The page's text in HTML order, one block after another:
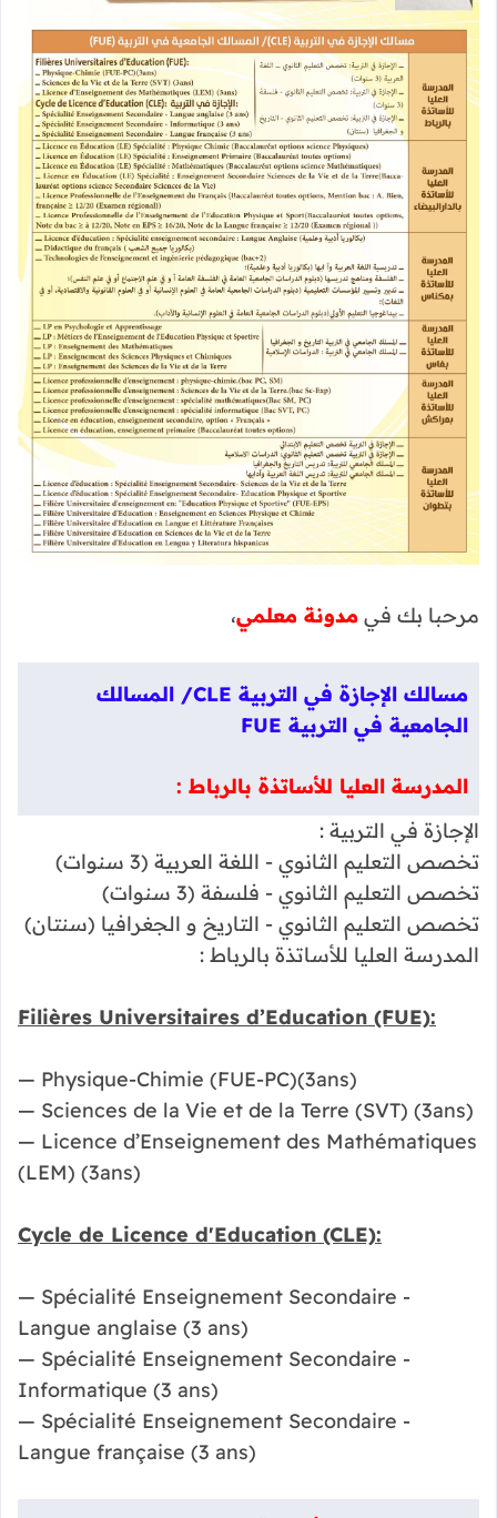
مرحبا بك في مدونة معلمي،
مسالك الإجازة في التربية CLE/ المسالك
الجامعية في التربية FUE
المدرسة العليا للأساتذة بالرباط :
الإجازة في التربية :
تخصص التعليم الثانوي - اللغة العربية (3 سنوات)
تخصص التعليم الثانوي - فلسفة (3 سنوات)
تخصص التعليم الثانوي - التاريخ و الجغرافيا (سنتان)
المدرسة العليا للأساتذة بالرباط :
Filières Universitaires d’Education (FUE):
— Physique-Chimie (FUE-PC)(3ans)
— Sciences de la Vie et de la Terre (SVT) (3ans)
— Licence d’Enseignement des Mathématiques
(LEM) (3ans)
Cycle de Licence d'Education (CLE):
— Spécialité Enseignement Secondaire -
Langue anglaise (3 ans)
— Spécialité Enseignement Secondaire -
Informatique (3 ans)
— Spécialité Enseignement Secondaire -
Langue française (3 ans)